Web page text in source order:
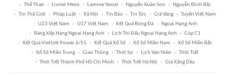
Thể Thao
Lionel Messi Lamine Yamal Nguyễn Xuân Son
Nguyễn Đình Bắc
Tin Thế Giới
Pháp Luật Xã Hội Tin Bão Tin Tức Giá Vàng
Tuyển Việt Nam
U23 Việt Nam
U17 Việt Nam Kết Quả Bóng Đá
Ngoại Hạng Anh
Bảng Xếp Hạng Ngoại Hạng Anh
Lịch Thi Đấu Ngoại Hạng Anh
Cúp C1
Kết Quả Vietlott Power 6/55
Kết Quả Xổ Số Xổ Số Miền Nam
Xổ Số Miền Bắc
Xổ Số Miền Trung
Giao Thông Thời Sự Lịch Vạn Niên
Thời Tiết
Thời Tiết Thành Phố Hồ Chí Minh
Thời Tiết Hà Nội Giá Xăng Dầu